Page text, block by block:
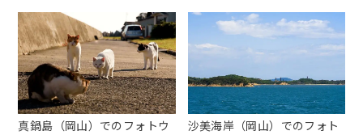
真鍋島（岡山）でのフォトウ
沙美海岸（岡山）でのフォト